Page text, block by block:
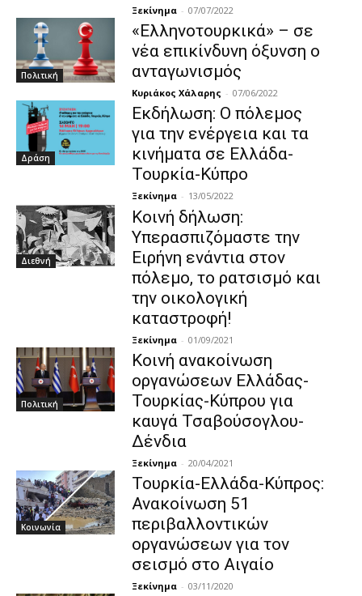
Ξεκίνημα - 07/07/2022
Πολιτική
«Ελληνοτουρκικά» – σε
νέα επικίνδυνη όξυνση ο
ανταγωνισμός
Κυριάκος Χάλαρης - 07/06/2022
Δράση
Εκδήλωση: Ο πόλεμος
για την ενέργεια και τα
κινήματα σε Ελλάδα-
Τουρκία-Κύπρο
Ξεκίνημα - 13/05/2022
Διεθνή
Κοινή δήλωση:
Υπερασπιζόμαστε την
Ειρήνη ενάντια στον
πόλεμο, το ρατσισμό και
την οικολογική
καταστροφή!
Ξεκίνημα - 01/09/2021
Πολιτική
Κοινή ανακοίνωση
οργανώσεων Ελλάδας-
Τουρκίας-Κύπρου για
καυγά Τσαβούσογλου-
Δένδια
Ξεκίνημα - 20/04/2021
Κοινωνία
Τουρκία-Ελλάδα-Κύπρος:
Ανακοίνωση 51
περιβαλλοντικών
οργανώσεων για τον
σεισμό στο Αιγαίο
Ξεκίνημα - 03/11/2020